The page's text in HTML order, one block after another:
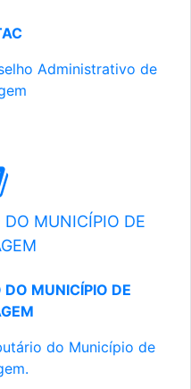
Administrativo de
DO MUNICÍPIO DE
MUNICÍPIO DE
do Município de